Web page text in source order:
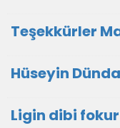
Teşekkürler
Hüseyin
Ligin dibi